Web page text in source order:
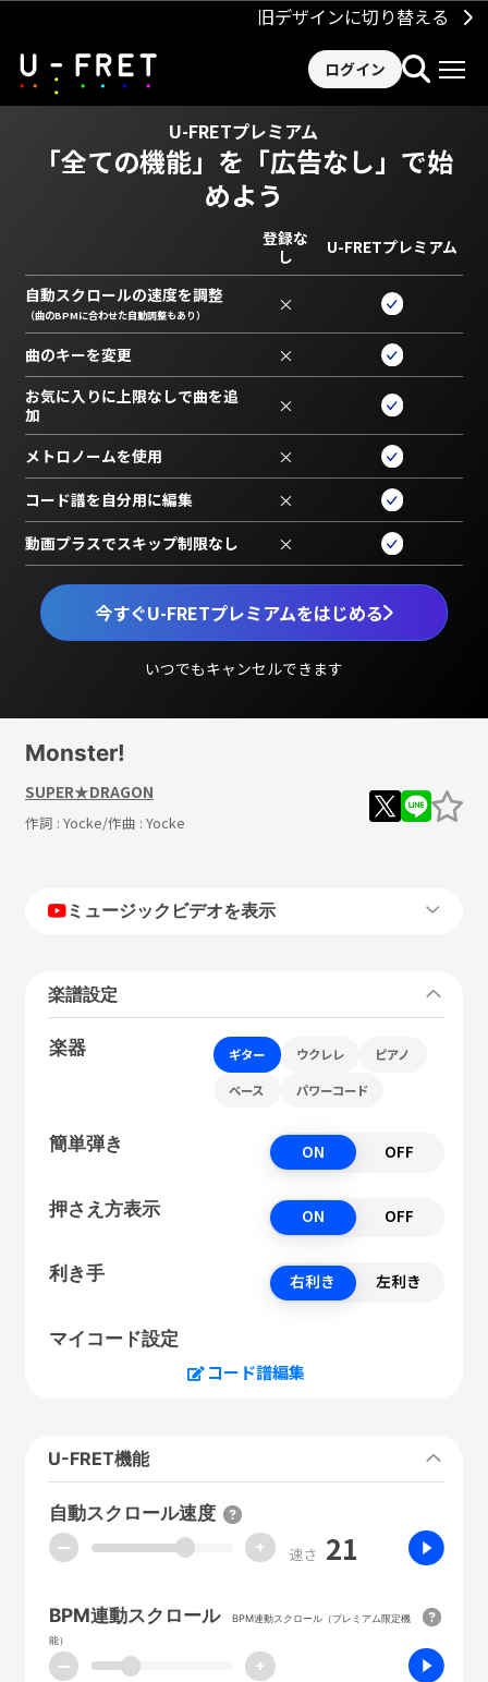
旧デザインに切り替える
ログイン
U-FRETプレミアム
「全ての機能」を 「広告なし」で始
めよう
今すぐU-FRETプレミアムをはじめる
いつでもキャンセルできます
登録な
し
U-FRETプレミアム
自動スクロールの速度を調整
（曲のBPMに合わせた自動調整もあり） ×
曲のキーを変更 ×
お気に入りに上限なしで曲を追
加
×
メトロノームを使用 ×
コード譜を自分用に編集 ×
動画プラスでスキップ制限なし ×
Monster!
SUPER★DRAGON
作詞 : Yocke/作曲 : Yocke
ミュージックビデオを表示
楽譜設定
楽器 ギター ウクレレ ピアノ
ベース パワーコード
簡単弾き ON OFF
押さえ方表示 ON OFF
利き手 右利き 左利き
マイコード設定
コード譜編集
U-FRET機能
自動スクロール速度
ー + 速さ 21
BPM連動スクロール
BPM連動スクロール（プレミアム限定機
能）
ー +